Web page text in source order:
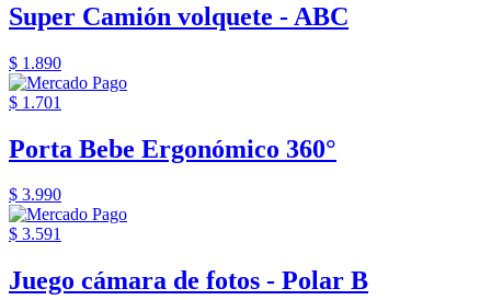
Super Camión volquete - ABC
$ 1.890
$ 1.701
Porta Bebe Ergonómico 360°
$ 3.990
$ 3.591
Juego cámara de fotos - Polar B